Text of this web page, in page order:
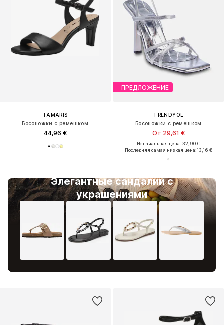
TAMARIS
Босоножки с ремешком
44,96 €
Элегантные сандалии с
украшениями
ПРЕДЛОЖЕНИЕ
TRENDYOL
Босоножки с ремешком
От 29,61 €
Изначальная цена: 32,90 €
Последняя самая низкая цена:13,16 €